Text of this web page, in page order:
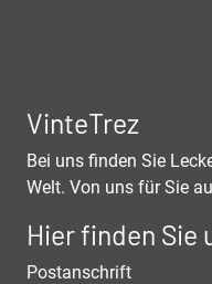
VinteTrez
Bei uns finden Sie
Welt. Von uns für Sie
Hier finden Sie
Postanschrift